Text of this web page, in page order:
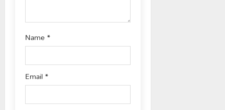
n
Name*
Email*